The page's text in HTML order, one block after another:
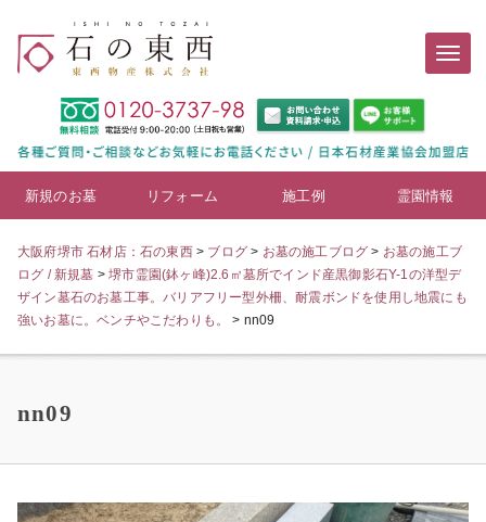
新規のお墓 リフォーム 施工例 霊園情報
大阪府堺市 石材店：石の東西> ブログ > お墓の施工ブログ > お墓の施工ブ
ログ / 新規墓 >堺市霊園(鉢ヶ峰)2.6㎡墓所でインド産黒御影石Y-1の洋型デ
ザイン墓石のお墓工事。バリアフリー型外柵、耐震ボンドを使用し地震にも
強いお墓に。ベンチやこだわりも。
> nn09
nn09